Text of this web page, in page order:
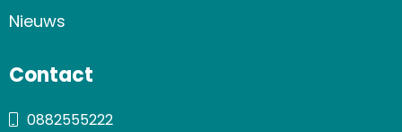
Nieuws
Contact
0882555222